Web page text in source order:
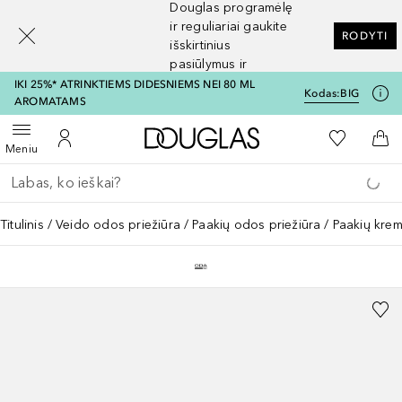
Douglas programėlę
ir reguliariai gaukite
išskirtinius
pasiūlymus ir
nuolaidas
RODYTI
IKI 25%* ATRINKTIEMS DIDESNIEMS NEI 80 ML
AROMATAMS
Kodas:BIG
MeniuAtidaryti meniuĮ mano paskyrą
Į Douglas pagrindinį
Į mano
Į
Grįžk atgal
Vykdykite paiešką
Titulinis Veido odos priežiūra Paakių odos priežiūra Paakių
[navigation.slideout.screenreader]